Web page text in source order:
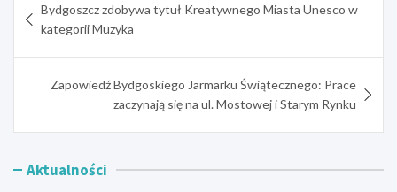
wpisu
Bydgoszcz zdobywa tytuł Kreatywnego Miasta Unesco w
kategorii Muzyka
Zapowiedź Bydgoskiego Jarmarku Świątecznego: Prace
zaczynają się na ul. Mostowej i Starym Rynku
Aktualności